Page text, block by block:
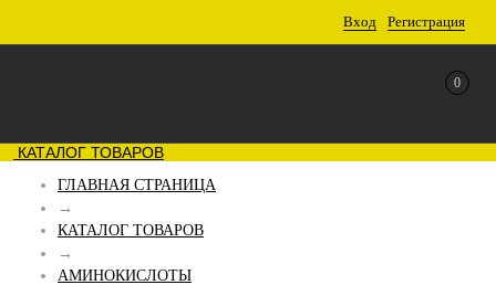
Вход Регистрация
0
КАТАЛОГ ТОВАРОВ
ГЛАВНАЯ СТРАНИЦА
→
КАТАЛОГ ТОВАРОВ
→
АМИНОКИСЛОТЫ